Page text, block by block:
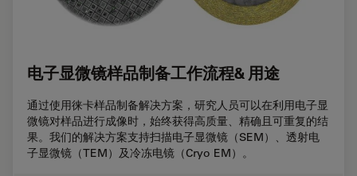
电子显微镜样品制备工作流程& 用途
通过使用徕卡样品制备解决方案，研究人员可以在利用电子显
微镜对样品进行成像时，始终获得高质量、精确且可重复的结
果。我们的解决方案支持扫描电子显微镜（SEM）、透射电
子显微镜（TEM）及冷冻电镜（Cryo EM）。